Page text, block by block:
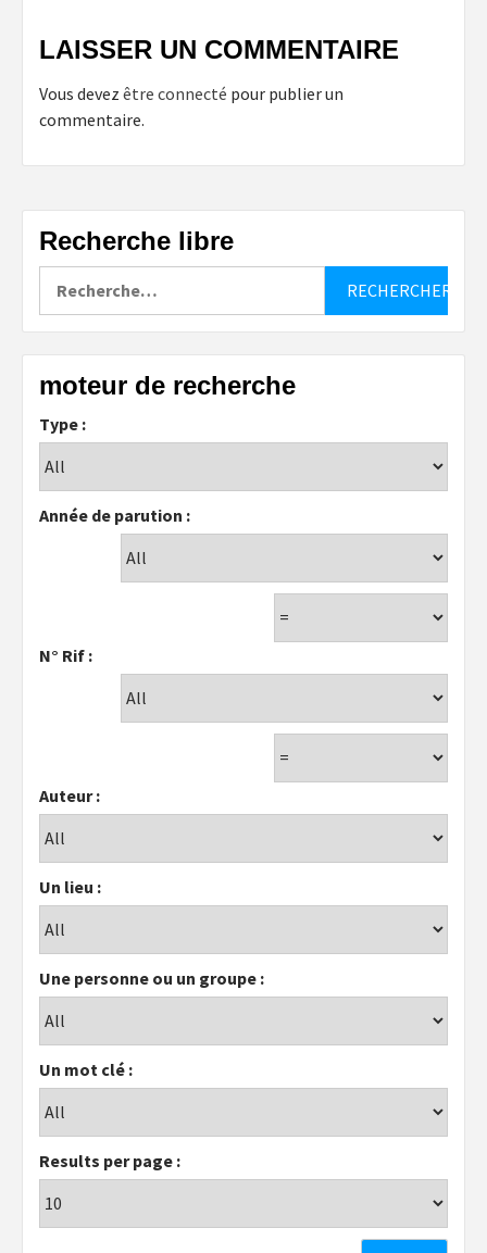
LAISSER UN COMMENTAIRE
Vous devez être connecté pour publier un
commentaire.
Recherche libre
moteur de recherche
Type :
Année de parution :
N° Rif :
Auteur :
Un lieu :
Une personne ou un groupe :
Un mot clé :
Results per page :